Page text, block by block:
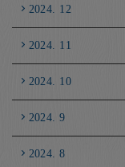
2024. 12
2024. 11
2024. 10
2024. 9
2024. 8